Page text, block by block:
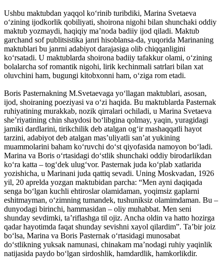
Ushbu maktubdan yaqqol ko‘rinib turibdiki, Marina Svetaeva
o‘zining ijodkorlik qobiliyati, shoirona nigohi bilan shunchaki oddiy
maktub yozmaydi, haqiqiy ma’noda badiiy ijod qiladi. Maktub
garchand sof publitsistika janri hisoblansa-da, yuqorida Marinaning
maktublari bu janrni adabiyot darajasiga olib chiqqanligini
ko‘rsatadi. U maktublarda shoirona badiiy tafakkur olami, o‘zining
bolalarcha sof romantik nigohi, lirik kechinmali satrlari bilan xat
oluvchini ham, bugungi kitobxonni ham, o‘ziga rom etadi.
Boris Pasternakning M.Svetaevaga yo‘llagan maktublari, asosan,
ijod, shoiraning poeziyasi va o‘zi haqida. Bu maktublarda Pasternak
ruhiyatining murakkab, nozik qirralari ochiladi, u Marina Svetaeva
she’riyatining chin shaydosi bo‘libgina qolmay, yaqin, yuragidagi
jamiki dardlarini, tirikchilik deb atalgan og‘ir mashaqqatli hayot
tarzini, adabiyot deb atalgan mas’uliyatli san’at yukining
muammolarini baham ko‘ruvchi do‘st qiyofasida namoyon bo‘ladi.
Marina va Boris o‘rtasidagi do‘stlik shunchaki oddiy birodarlikdan
ko‘ra katta – tog‘dek ulug‘vor. Pasternak juda ko‘plab xatlarida
yozishicha, u Marinani juda qattiq sevadi. Uning Moskvadan, 1926
yil, 20 aprelda yozgan maktubidan parcha: “Men ayni daqiqada
senga bo‘lgan kuchli ehtiroslar olamidaman, yoqimsiz gaplarni
eshitmayman, o‘zimning tumandek, tushuniksiz olamimdaman. Bu –
dunyodagi birinchi, hammasidan – oliy muhabbat. Men seni
shunday sevdimki, ta’riflashga til ojiz. Ancha oldin va hatto hozirga
qadar hayotimda faqat shunday sevishni xayol qilardim”. Ta’bir joiz
bo‘lsa, Marina va Boris Pasternak o‘rtasidagi munosabat
do‘stlikning yuksak namunasi, chinakam ma’nodagi ruhiy yaqinlik
natijasida paydo bo‘lgan sirdoshlik, hamdardlik, hamkorlikdir.